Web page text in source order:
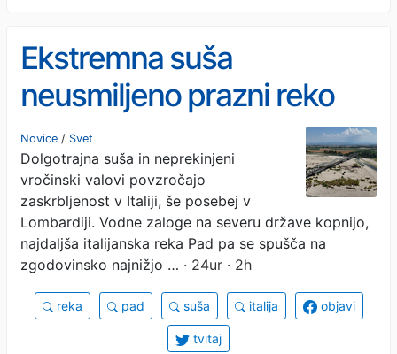
Ekstremna suša
neusmiljeno prazni reko
Pad
Novice / Svet
Dolgotrajna suša in neprekinjeni
vročinski valovi povzročajo
zaskrbljenost v Italiji, še posebej v
Lombardiji. Vodne zaloge na severu države kopnijo,
najdaljša italijanska reka Pad pa se spušča na
zgodovinsko najnižjo … · 24ur · 2h
reka pad suša italija objavi
tvitaj